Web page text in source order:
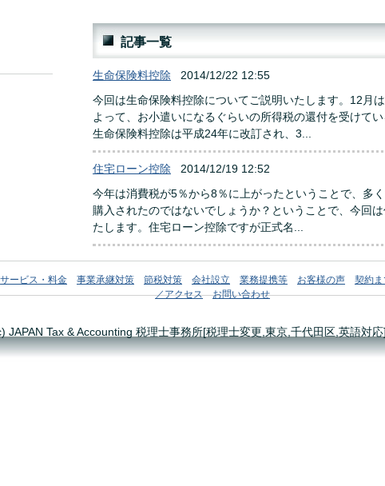
記事一覧
生命保険料控除
2014/12/22 12:55
今回は生命保険料控除についてご説明いたします。12月
よって、お小遣いになるぐらいの所得税の還付を受けて
生命保険料控除は平成24年に改訂され、3...
住宅ローン控除
2014/12/19 12:52
今年は消費税が5％から8％に上がったということで、多
購入されたのではないでしょうか？ということで、今回
たします。住宅ローン控除ですが正式名...
サービス・料金 事業承継対策 節税対策 会社設立 業務提携等 お客様の声 契約
／アクセス
お問い合わせ
JAPAN Tax & Accounting 税理士事務所[税理士変更,東京,千代田区,英語対